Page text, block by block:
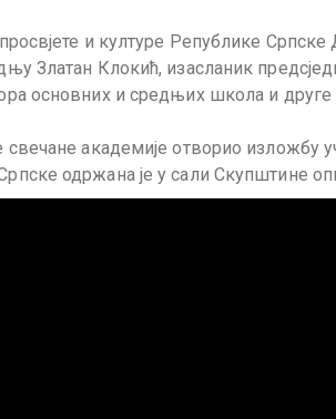
и културе Републике
Златан Клокић, изасланик
основних и средњих школа и друге
академије отворио изложбу
одржана је у сали Скупштине